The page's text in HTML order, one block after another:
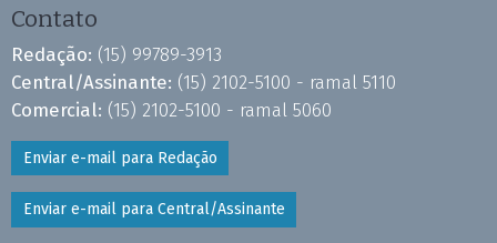
Contato
Redação: (15) 99789-3913
Central/Assinante: (15) 2102-5100 - ramal 5110
Comercial: (15) 2102-5100 - ramal 5060
Enviar e-mail para Redação
Enviar e-mail para Central/Assinante